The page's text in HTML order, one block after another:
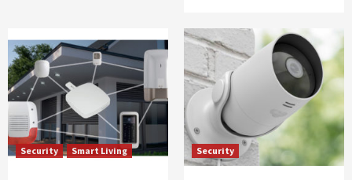
Security Smart Living Security